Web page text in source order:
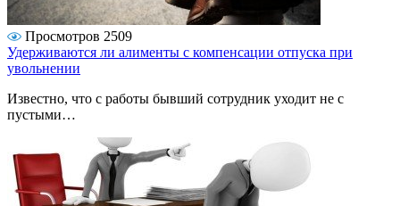
Просмотров 2509
Удерживаются ли алименты с компенсации отпуска при
увольнении
Известно, что с работы бывший сотрудник уходит не с
пустыми…